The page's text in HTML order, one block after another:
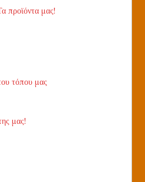
προϊόντα μας!
τόπου μας
μας!